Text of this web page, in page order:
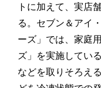
トに加えて、実店
る。セブン＆アイ
ーズ」では、家庭
ズ」を実施してい
などを取りそろえ